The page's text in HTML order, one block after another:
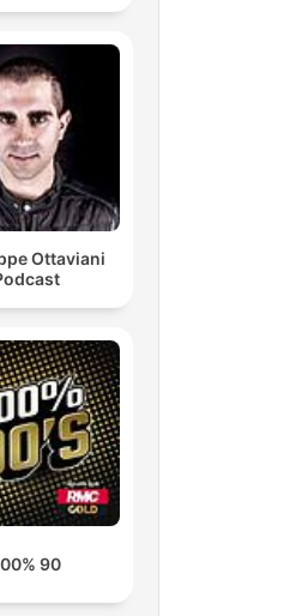
Ottaviani
90